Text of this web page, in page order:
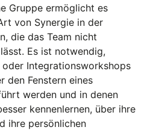
Gruppe ermöglicht es
von Synergie in der
die das Team nicht
Es ist notwendig,
Integrationsworkshops
den Fenstern eines
werden und in denen
kennenlernen, über ihre
ihre persönlichen